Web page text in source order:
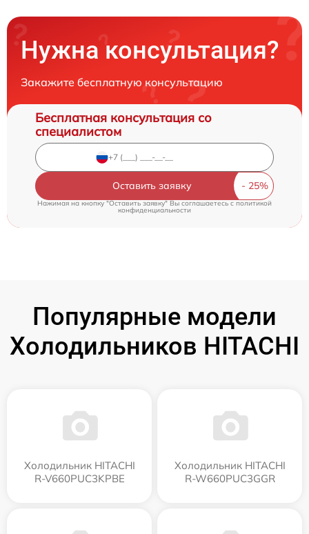
Нужна консультация?
Закажите бесплатную консультацию
Бесплатная консультация со
специалистом
Оставить заявку
Нажимая на кнопку "Оставить заявку" Вы соглашаетесь cполитикой
конфиденциальности
Популярные модели
Холодильников HITACHI
Холодильник HITACHI
R-V660PUC3KPBE
Холодильник HITACHI
R-W660PUC3GGR